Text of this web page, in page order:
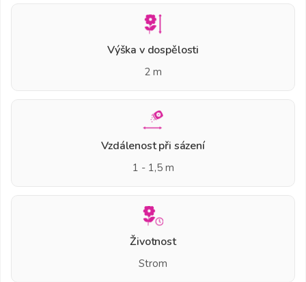
Výška v dospělosti
2 m
Vzdálenost při sázení
1 - 1,5 m
Životnost
Strom